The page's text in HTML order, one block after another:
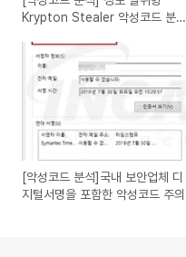
Krypton Stealer 악성코드 분석
[악성코드 분석]국내 보안업체 디
지털서명을 포함한 악성코드 주의